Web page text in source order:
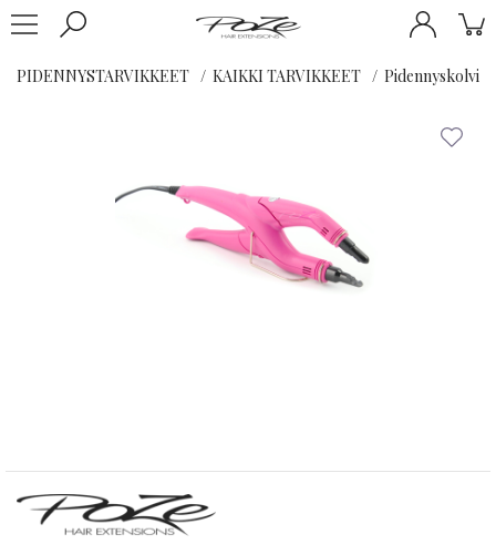
PIDENNYSTARVIKKEET KAIKKI TARVIKKEET Pidennyskolvi -